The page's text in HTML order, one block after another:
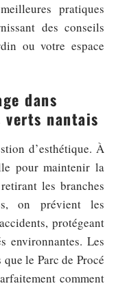
pratiques
des conseils
ou votre espace
dans
verts nantais
d’esthétique. À
pour maintenir la
les branches
on prévient les
protégeant
environnantes. Les
le Parc de Procé
comment